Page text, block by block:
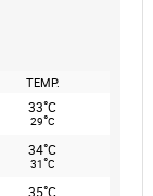
TEMP.
33°C
29°C
34°C
31°C
35°C